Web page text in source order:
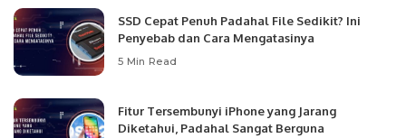
SSD Cepat Penuh Padahal File Sedikit? Ini
Penyebab dan Cara Mengatasinya
5 Min Read
Fitur Tersembunyi iPhone yang Jarang
Diketahui, Padahal Sangat Berguna